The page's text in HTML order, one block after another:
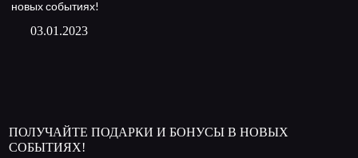
03.01.2023
ПОЛУЧАЙТЕ ПОДАРКИ И БОНУСЫ В НОВЫХ
СОБЫТИЯХ!